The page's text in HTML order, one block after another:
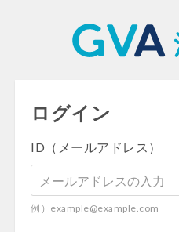
ログイン
ID（メールアドレス）
例）example@example.com